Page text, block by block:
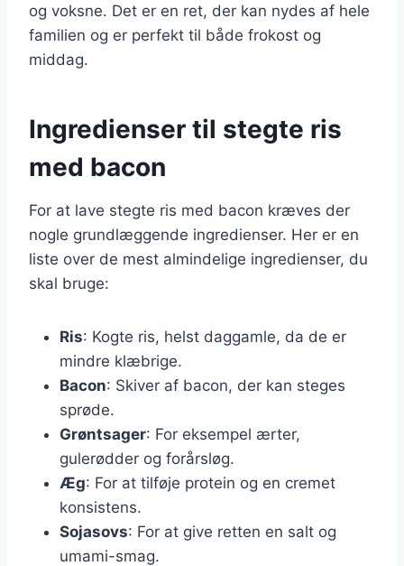
og voksne. Det er en ret, der kan nydes af hele
familien og er perfekt til både frokost og
middag.
Ingredienser til stegte ris
med bacon
For at lave stegte ris med bacon kræves der
nogle grundlæggende ingredienser. Her er en
liste over de mest almindelige ingredienser, du
skal bruge:
Ris: Kogte ris, helst daggamle, da de er
mindre klæbrige.
Bacon: Skiver af bacon, der kan steges
sprøde.
Grøntsager: For eksempel ærter,
gulerødder og forårsløg.
Æg: For at tilføje protein og en cremet
konsistens.
Sojasovs: For at give retten en salt og
umami-smag.